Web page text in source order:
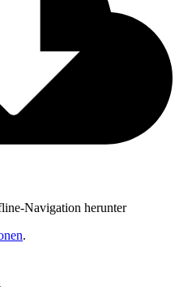
Navigation herunter
.